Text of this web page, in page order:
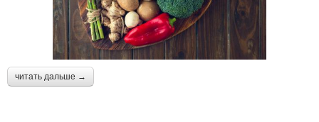
читать дальше →